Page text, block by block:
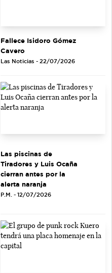
Fallece Isidoro Gómez
Cavero
Las Noticias - 22/07/2026
Las piscinas de
Tiradores y Luis Ocaña
cierran antes por la
alerta naranja
P.M. - 12/07/2026